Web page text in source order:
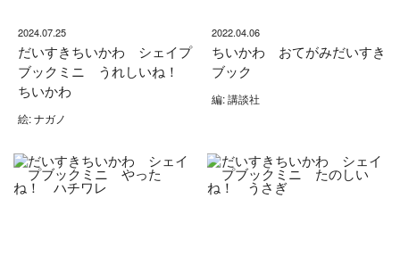
2024.07.25
だいすきちいかわ シェイプ
ブックミニ うれしいね！
ちいかわ
絵: ナガノ
2022.04.06
ちいかわ おてがみだいすき
ブック
編: 講談社